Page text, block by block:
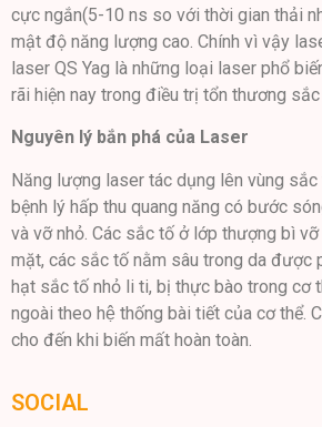
cực ngắn(5-10 ns so với thời gian thải
mật độ năng lượng cao. Chính vì vậy
laser QS Yag là những loại laser phổ
rãi hiện nay trong điều trị tổn thương sắc
Nguyên lý bắn phá của Laser
Năng lượng laser tác dụng lên vùng
bệnh lý hấp thu quang năng có bước
và vỡ nhỏ. Các sắc tố ở lớp thượng bì
mặt, các sắc tố nằm sâu trong da được
hạt sắc tố nhỏ li ti, bị thực bào trong cơ
ngoài theo hệ thống bài tiết của cơ thể.
cho đến khi biến mất hoàn toàn.
SOCIAL